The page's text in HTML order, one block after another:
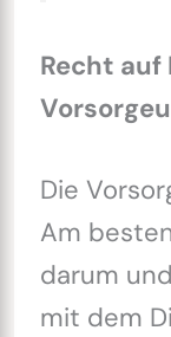
Recht
Die
Am
darum
mit dem